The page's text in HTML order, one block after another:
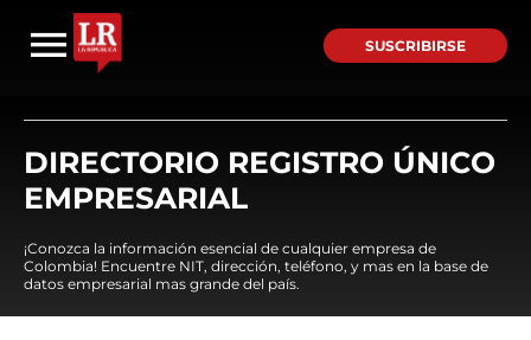
SUSCRIBIRSE
DIRECTORIO REGISTRO ÚNICO
EMPRESARIAL
¡Conozca la información esencial de cualquier empresa de
Colombia! Encuentre NIT, dirección, teléfono, y mas en la base de
datos empresarial mas grande del país.